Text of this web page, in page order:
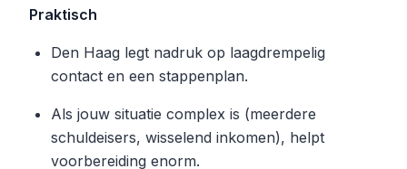
Praktisch
Den Haag legt nadruk op laagdrempelig
contact en een stappenplan.
Als jouw situatie complex is (meerdere
schuldeisers, wisselend inkomen), helpt
voorbereiding enorm.